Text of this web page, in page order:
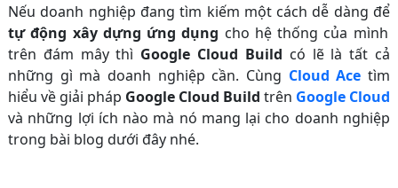
Nếu doanh nghiệp đang tìm kiếm một cách dễ dàng để
tự động xây dựng ứng dụng cho hệ thống của mình
trên đám mây thì Google Cloud Build có lẽ là tất cả
những gì mà doanh nghiệp cần. Cùng Cloud Ace tìm
hiểu về giải pháp Google Cloud Build trên Google Cloud
và những lợi ích nào mà nó mang lại cho doanh nghiệp
trong bài blog dưới đây nhé.